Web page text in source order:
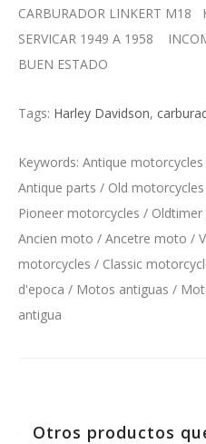
CARBURADOR LINKERT M18
SERVICAR 1949 A 1958
BUEN ESTADO
Tags: Harley Davidson,
Keywords: Antique
Antique parts / Old
Pioneer motorcycles /
Ancien moto / Ancetre moto /
motorcycles / Classic
d'epoca / Motos antiguas /
antigua
Otros productos